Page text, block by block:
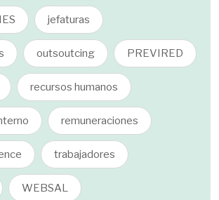
jefaturas
outsoutcing PREVIRED
recursos humanos
remuneraciones
trabajadores
WEBSAL